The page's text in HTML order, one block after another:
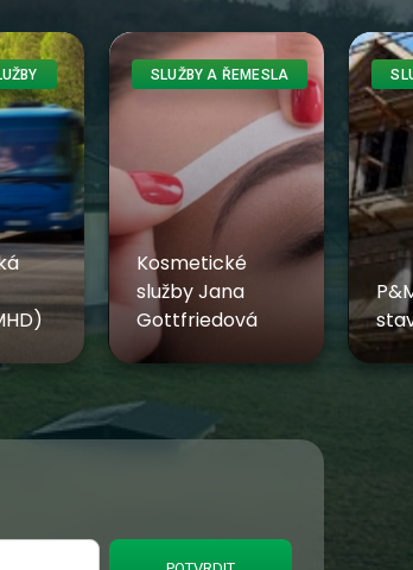
Kosmetické
služby Jana
Gottfriedová
SLUŽBY A ŘEMESLA